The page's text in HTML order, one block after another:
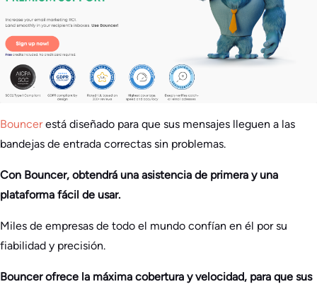
Bouncerestá diseñado para que sus mensajes lleguen a las
bandejas de entrada correctas sin problemas.
Con Bouncer, obtendrá una asistencia de primera y una
plataforma fácil de usar.
Miles de empresas de todo el mundo confían en él por su
fiabilidad y precisión.
Bouncer ofrece la máxima cobertura y velocidad, para que sus